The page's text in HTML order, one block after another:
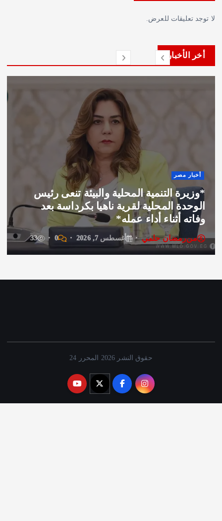
للعرض.
الجيزة ينعى رئيس الوحدة المحلية
ناهيا الذي وافته المنية أثناء أداء واجبه..
رمضان حلمي أغسطس 7, 2026 0
19 من
حقوق النشر 2026 المحرر 24